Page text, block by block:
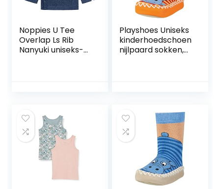
Noppies U Tee
Overlap Ls Rib
Nanyuki uniseks-
Playshoes Uniseks
kinderhoedschoen
nijlpaard sokken,